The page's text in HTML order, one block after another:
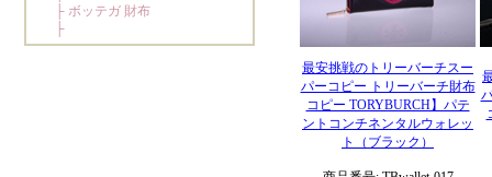
最安挑戦のトリーバーチスー
パーコピー トリーバーチ財布
コピー TORYBURCH】パテ
ントコンチネンタルウォレッ
ト（ブラック）